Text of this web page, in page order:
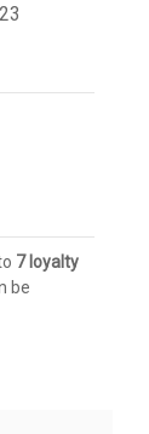
7loyalty
be